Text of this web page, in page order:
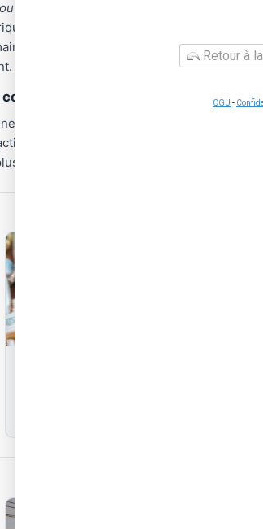
ohm énergie
correspondante et suivez les
Conservez toujours une trace écritede
d'énergie
reste le
avec des écarts tarifaires pouvant
avantageuse pour votre profil de